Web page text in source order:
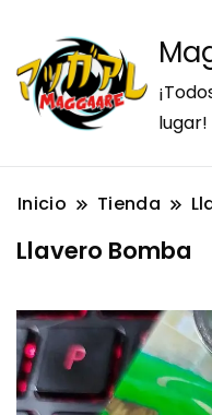
lugar!
Inicio Tienda
Llavero Bomba